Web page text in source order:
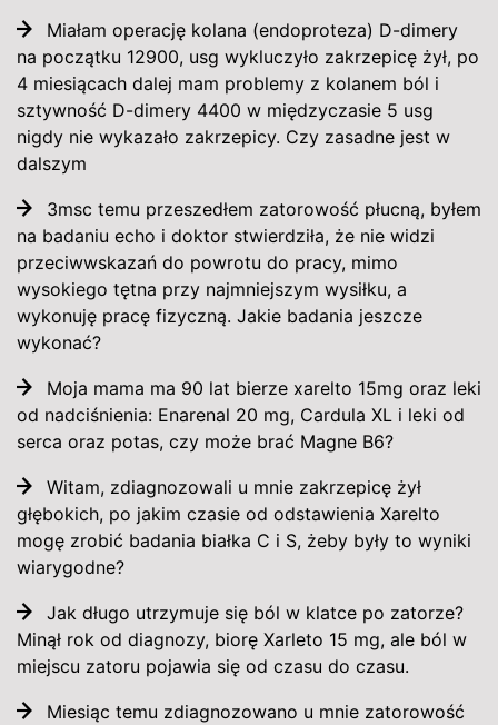
Miałam operację kolana (endoproteza) D-dimery
na początku 12900, usg wykluczyło zakrzepicę żył, po
4 miesiącach dalej mam problemy z kolanem ból i
sztywność D-dimery 4400 w międzyczasie 5 usg
nigdy nie wykazało zakrzepicy. Czy zasadne jest w
dalszym
3msc temu przeszedłem zatorowość płucną, byłem
na badaniu echo i doktor stwierdziła, że nie widzi
przeciwwskazań do powrotu do pracy, mimo
wysokiego tętna przy najmniejszym wysiłku, a
wykonuję pracę fizyczną. Jakie badania jeszcze
wykonać?
Moja mama ma 90 lat bierze xarelto 15mg oraz leki
od nadciśnienia: Enarenal 20 mg, Cardula XL i leki od
serca oraz potas, czy może brać Magne B6?
Witam, zdiagnozowali u mnie zakrzepicę żył
głębokich, po jakim czasie od odstawienia Xarelto
mogę zrobić badania białka C i S, żeby były to wyniki
wiarygodne?
Jak długo utrzymuje się ból w klatce po zatorze?
Minął rok od diagnozy, biorę Xarleto 15 mg, ale ból w
miejscu zatoru pojawia się od czasu do czasu.
Miesiąc temu zdiagnozowano u mnie zatorowość